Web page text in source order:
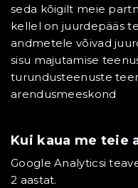
seda kõigilt meie
kellel on juurdepääs
andmetele võivad
sisu majutamise
turundusteenuste
arendusmeeskond
Kui kaua me teie
Google Analyticsi
2 aastat.